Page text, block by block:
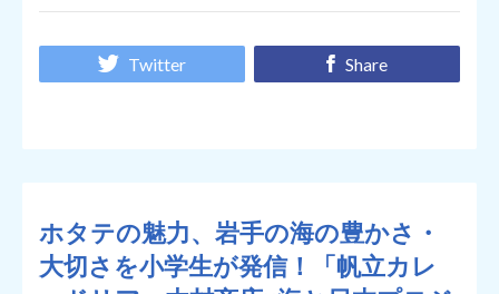
Twitter Share
ホタテの魅力、岩手の海の豊かさ・
大切さを小学生が発信！「帆立カレ